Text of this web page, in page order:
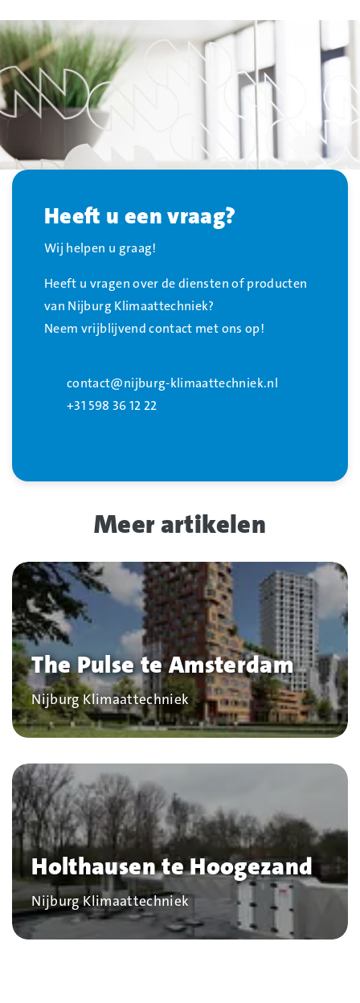
Heeft u een vraag?
Wij helpen u graag!
Heeft u vragen over de diensten of producten
van Nijburg Klimaattechniek?
Neem vrijblijvend contact met ons op!
contact@nijburg-klimaattechniek.nl
+31 598 36 12 22
Meer artikelen
The Pulse te Amsterdam
Bedrijf
Nijburg Klimaattechniek
Holthausen te Hoogezand
Bedrijf
Nijburg Klimaattechniek